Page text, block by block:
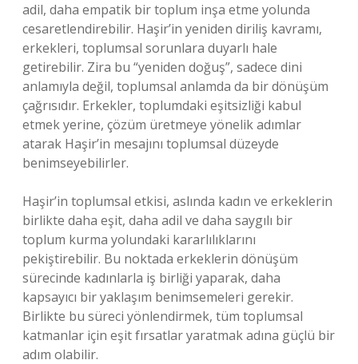
adil, daha empatik bir toplum inşa etme yolunda
cesaretlendirebilir. Haşir’in yeniden diriliş kavramı,
erkekleri, toplumsal sorunlara duyarlı hale
getirebilir. Zira bu “yeniden doğuş”, sadece dini
anlamıyla değil, toplumsal anlamda da bir dönüşüm
çağrısıdır. Erkekler, toplumdaki eşitsizliği kabul
etmek yerine, çözüm üretmeye yönelik adımlar
atarak Haşir’in mesajını toplumsal düzeyde
benimseyebilirler.
Haşir’in toplumsal etkisi, aslında kadın ve erkeklerin
birlikte daha eşit, daha adil ve daha saygılı bir
toplum kurma yolundaki kararlılıklarını
pekiştirebilir. Bu noktada erkeklerin dönüşüm
sürecinde kadınlarla iş birliği yaparak, daha
kapsayıcı bir yaklaşım benimsemeleri gerekir.
Birlikte bu süreci yönlendirmek, tüm toplumsal
katmanlar için eşit fırsatlar yaratmak adına güçlü bir
adım olabilir.